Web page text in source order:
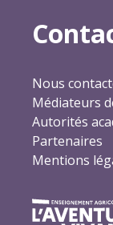
Nous
Médiateurs
Autorités
Partenaires
Mentions